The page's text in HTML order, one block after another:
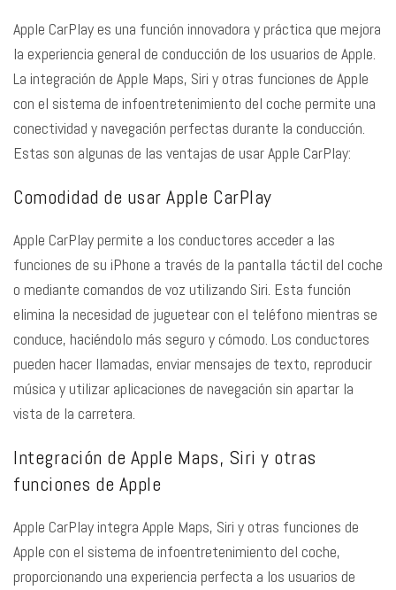
Apple CarPlay es una función innovadora y práctica que mejora
la experiencia general de conducción de los usuarios de Apple.
La integración de Apple Maps, Siri y otras funciones de Apple
con el sistema de infoentretenimiento del coche permite una
conectividad y navegación perfectas durante la conducción.
Estas son algunas de las ventajas de usar Apple CarPlay:
Comodidad de usar Apple CarPlay
Apple CarPlay permite a los conductores acceder a las
funciones de su iPhone a través de la pantalla táctil del coche
o mediante comandos de voz utilizando Siri. Esta función
elimina la necesidad de juguetear con el teléfono mientras se
conduce, haciéndolo más seguro y cómodo. Los conductores
pueden hacer llamadas, enviar mensajes de texto, reproducir
música y utilizar aplicaciones de navegación sin apartar la
vista de la carretera.
Integración de Apple Maps, Siri y otras
funciones de Apple
Apple CarPlay integra Apple Maps, Siri y otras funciones de
Apple con el sistema de infoentretenimiento del coche,
proporcionando una experiencia perfecta a los usuarios de